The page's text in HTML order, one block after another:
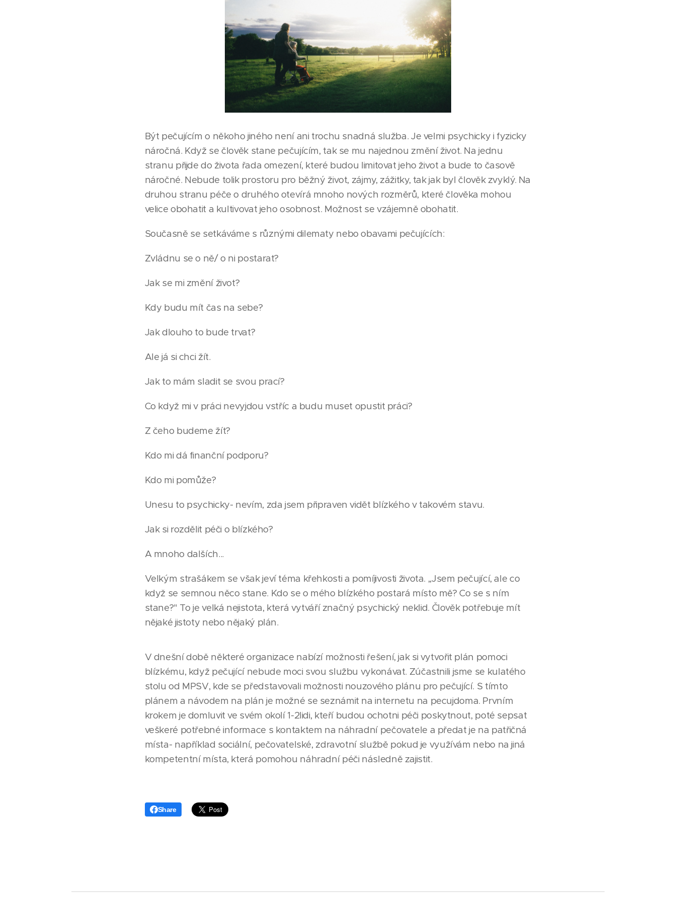
Být pečujícím o někoho jiného není ani trochu snadná služba. Je velmi psychicky i fyzicky
náročná. Když se člověk stane pečujícím, tak se mu najednou změní život. Na jednu
stranu přijde do života řada omezení, které budou limitovat jeho život a bude to časově
náročné. Nebude tolik prostoru pro běžný život, zájmy, zážitky, tak jak byl člověk zvyklý. Na
druhou stranu péče o druhého otevírá mnoho nových rozměrů, které člověka mohou
velice obohatit a kultivovat jeho osobnost. Možnost se vzájemně obohatit.
Současně se setkáváme s různými dilematy nebo obavami pečujících:
Zvládnu se o ně/ o ni postarat?
Jak se mi změní život?
Kdy budu mít čas na sebe?
Jak dlouho to bude trvat?
Ale já si chci žít.
Jak to mám sladit se svou prací?
Co když mi v práci nevyjdou vstříc a budu muset opustit práci?
Z čeho budeme žít?
Kdo mi dá finanční podporu?
Kdo mi pomůže?
Unesu to psychicky- nevím, zda jsem připraven vidět blízkého v takovém stavu.
Jak si rozdělit péči o blízkého?
A mnoho dalších...
Velkým strašákem se však jeví téma křehkosti a pomíjivosti života. ,,Jsem pečující, ale co
když se semnou něco stane. Kdo se o mého blízkého postará místo mě? Co se s ním
stane?" To je velká nejistota, která vytváří značný psychický neklid. Člověk potřebuje mít
nějaké jistoty nebo nějaký plán.
V dnešní době některé organizace nabízí možnosti řešení, jak si vytvořit plán pomoci
blízkému, když pečující nebude moci svou službu vykonávat. Zúčastnili jsme se kulatého
stolu od MPSV, kde se představovali možnosti nouzového plánu pro pečující. S tímto
plánem a návodem na plán je možné se seznámit na internetu na pecujdoma. Prvním
krokem je domluvit ve svém okolí 1-2lidi, kteří budou ochotni péči poskytnout, poté sepsat
veškeré potřebné informace s kontaktem na náhradní pečovatele a předat je na patřičná
místa- například sociální, pečovatelské, zdravotní službě pokud je využívám nebo na jiná
kompetentní místa, která pomohou náhradní péči následně zajistit.
Share